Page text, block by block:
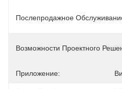
Послепродажное
Возможности Проектного
Приложение: